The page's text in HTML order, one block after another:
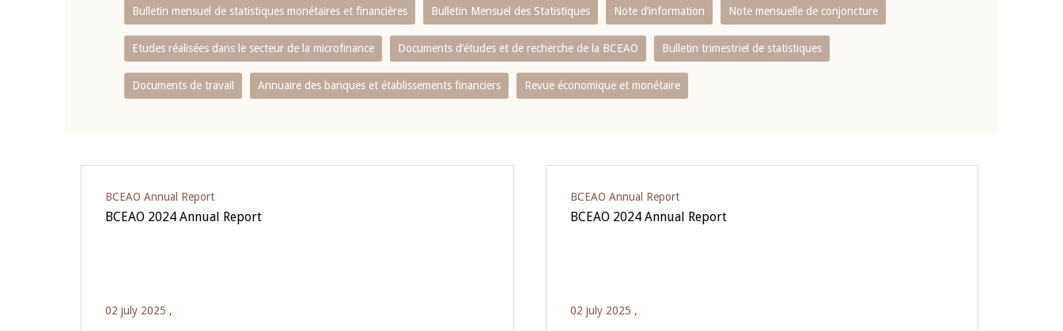
Bulletin mensuel de statistiques monétaires et financières Bulletin Mensuel des Statistiques Note d’information Note mensuelle de conjoncture
Etudes réalisées dans le secteur de la microfinance Documents d’études et de recherche de la BCEAO Bulletin trimestriel de statistiques
Documents de travail Annuaire des banques et établissements financiers Revue économique et monétaire
BCEAO Annual Report
BCEAO 2024 Annual Report
02 july 2025 ,
BCEAO Annual Report
BCEAO 2024 Annual Report
02 july 2025 ,